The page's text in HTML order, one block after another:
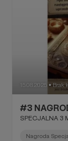
15.08.2025 ● Brak
#3
SPECJALNA 3
Nagroda